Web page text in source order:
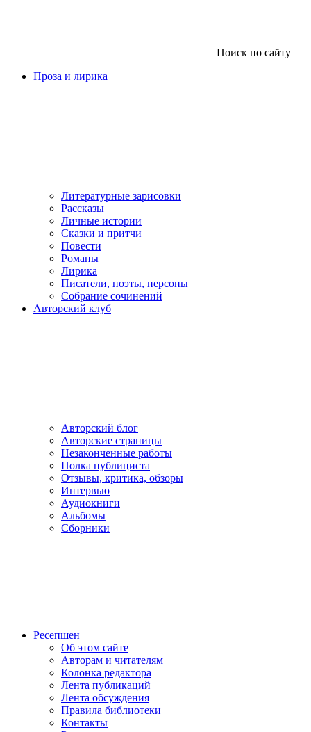
Поиск по сайту
Проза и лирика
Литературные зарисовки
Рассказы
Личные истории
Сказки и притчи
Повести
Романы
Лирика
Писатели, поэты, персоны
Собрание сочинений
Авторский клуб
Авторский блог
Авторские страницы
Незаконченные работы
Полка публициста
Отзывы, критика, обзоры
Интервью
Аудиокниги
Альбомы
Сборники
Ресепшен
Об этом сайте
Авторам и читателям
Колонка редактора
Лента публикаций
Лента обсуждения
Правила библиотеки
Контакты